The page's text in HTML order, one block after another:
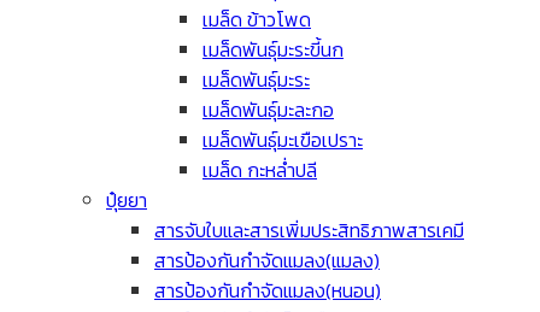
เมล็ด ข้าวโพด
เมล็ดพันธุ์มะระขี้นก
เมล็ดพันธุ์มะระ
เมล็ดพันธุ์มะละกอ
เมล็ดพันธุ์มะเขือเปราะ
เมล็ด กะหล่ำปลี
ปุ๋ยยา
สารจับใบและสารเพิ่มประสิทธิภาพสารเคมี
สารป้องกันกำจัดแมลง(แมลง)
สารป้องกันกำจัดแมลง(หนอน)